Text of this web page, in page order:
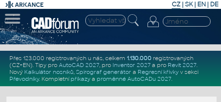
CZ | SK| EN | DE
Přes 123.000 registrovaných u nás, celkem 1.130.000registrovaných
(CZ+EN). Tipy pro AutoCAD 2027, pro Inventor 2027a pro Revit 2027.
Nový Kalkulátor nosníků, Spirograf generátor a Regresní křivkyv sekci
Převodníky. Kompletní příkazya proměnné AutoCADu 2027.